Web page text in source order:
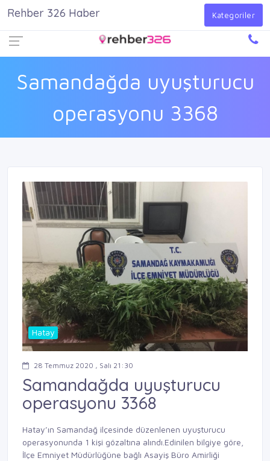
Giriş Yap
Samandağda uyuşturucu
operasyonu 3368
Rehber 326 Haber Kategoriler
Hatay
28 Temmuz 2020 , Salı 21:30
Samandağda uyuşturucu
operasyonu 3368
Hatay’ın Samandağ ilçesinde düzenlenen uyuşturucu
operasyonunda 1 kişi gözaltına alındı.Edinilen bilgiye göre,
İlçe Emniyet Müdürlüğüne bağlı Asayiş Büro Amirliği